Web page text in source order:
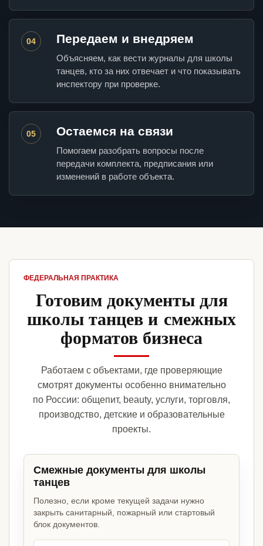
04 Передаем и внедряем
Объясняем, как вести журналы для школы
танцев, кто за них отвечает и что показывать
инспектору при проверке.
05 Остаемся на связи
Помогаем разобрать вопросы после
передачи комплекта, предписания или
изменений в работе объекта.
ФЕДЕРАЛЬНАЯ ПРАКТИКА
Готовим документы для
школы танцев и смежных
форматов бизнеса
Работаем с объектами, где проверяющие
смотрят документы особенно внимательно
по России: общепит, beauty, услуги, торговля,
производство, детские и образовательные
проекты.
Смежные документы для школы
танцев
Полезно, если кроме текущей задачи нужно
закрыть санитарный, пожарный или стартовый
блок документов.